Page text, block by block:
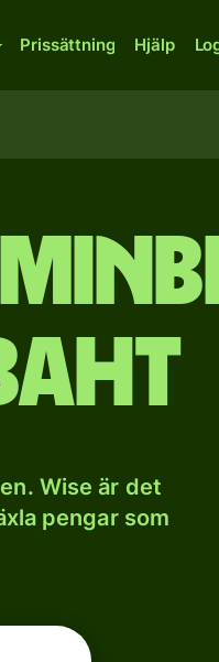
Prissättning Hjälp
Wise är det
pengar som